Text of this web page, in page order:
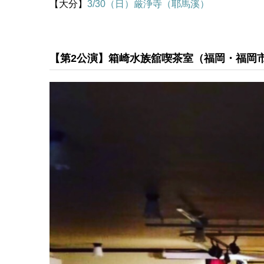
【大分】 3/30（日）厳浄寺（耶馬溪）
【第2公演】箱崎水族舘喫茶室（福岡・福岡